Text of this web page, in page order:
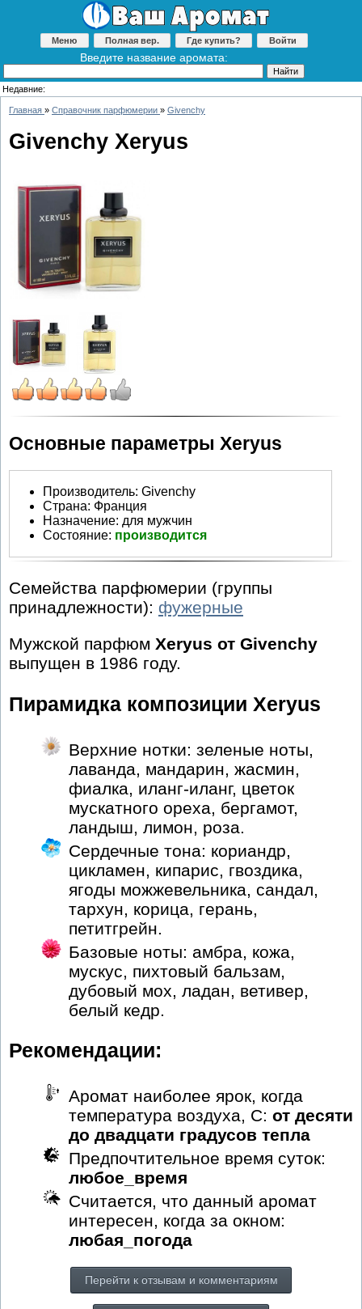
Меню Полная вер. Где купить? Войти
Введите название аромата:
Недавние:
Главная » Справочник парфюмерии » Givenchy
Givenchy Xeryus
Основные параметры Xeryus
Производитель: Givenchy
Страна: Франция
Назначение: для мужчин
Состояние: производится
Семейства парфюмерии (группы
принадлежности): фужерные
Мужской парфюм Xeryus от Givenchy
выпущен в 1986 году.
Пирамидка композиции Xeryus
Верхние нотки: зеленые ноты,
лаванда, мандарин, жасмин,
фиалка, иланг-иланг, цветок
мускатного ореха, бергамот,
ландыш, лимон, роза.
Сердечные тона: кориандр,
цикламен, кипарис, гвоздика,
ягоды можжевельника, сандал,
тархун, корица, герань,
петитгрейн.
Базовые ноты: амбра, кожа,
мускус, пихтовый бальзам,
дубовый мох, ладан, ветивер,
белый кедр.
Рекомендации:
Аромат наиболее ярок, когда
температура воздуха, С: от десяти
до двадцати градусов тепла
Предпочтительное время суток:
любое_время
Считается, что данный аромат
интересен, когда за окном:
любая_погода
Перейти к отзывам и комментариям